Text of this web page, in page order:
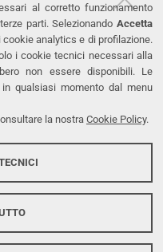
al corretto funzionamento
parti. Selezionando Accetta
analytics e di profilazione.
i cookie tecnici necessari alla
non essere disponibili. Le
qualsiasi momento dal menu
la nostra Cookie Policy.